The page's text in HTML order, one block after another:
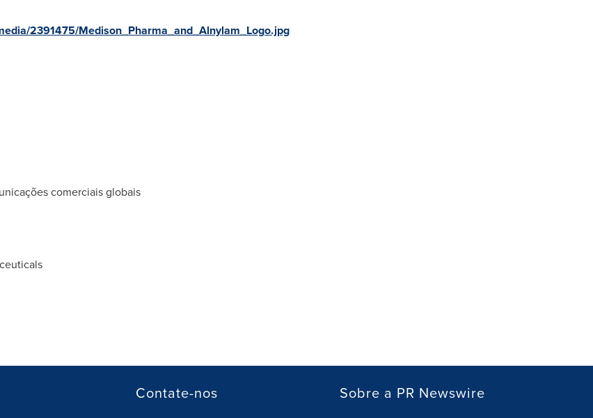
2391475/Medison_Pharma_and_Alnylam_Logo.jpg
comerciais globais
Contate-nos Sobre a PR Newswire